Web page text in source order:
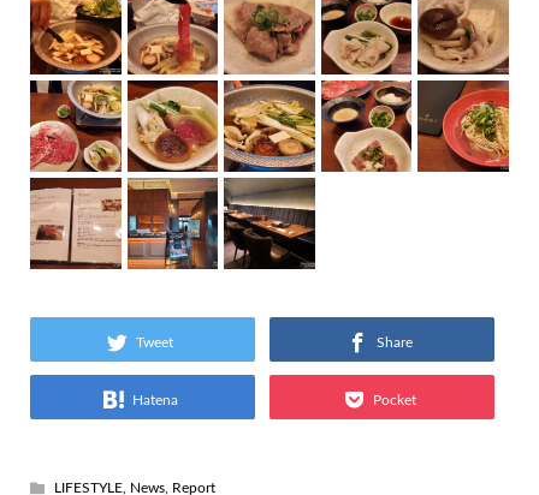
Tweet Share
Hatena Pocket
LIFESTYLE, News, Report